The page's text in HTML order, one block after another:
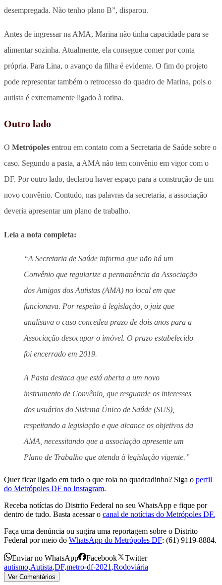
desempregada. Não tenho plano B”, disparou.
Antes de ingressar na AMA, Marina não tinha capacidade para se
alimentar sozinha. Atualmente, ela consegue comer por conta
própria. Para Lina, o avanço da filha é evidente. O fim do projeto
pode representar também o retrocesso do quadro de Marina, pois o
autista é extremamente ligado à rotina.
Outro lado
O Metrópoles entrou em contato com a Secretaria de Saúde sobre o
caso. Segundo a pasta, a AMA não tem convênio em vigor com o
DF. Por outro lado, declarou haver espaço para a construção de um
novo convênio. Contudo, nas palavras da secretaria, a associação
deveria apresentar um plano de trabalho.
Leia a nota completa:
“A Secretaria de Saúde informa que não há um
Convênio que regularize a permanência da Associação
dos Amigos dos Autistas (AMA) no local em que
funcionava. Por respeito à legislação, o juiz que
analisava o caso concedeu prazo de dois anos para a
Associação desocupar o imóvel. O prazo estabelecido
foi encerrado em 2019.
A Pasta destaca que está aberta a um novo
instrumento de Convênio, que resguarde os interesses
dos usuários do Sistema Único de Saúde (SUS),
respeitando a legislação e que alcance os objetivos da
AMA, necessitando que a associação apresente um
Plano de Trabalho que atenda à legislação vigente.”
Quer ficar ligado em tudo o que rola no quadradinho? Siga o perfil
do Metrópoles DF no Instagram.
Receba notícias do Distrito Federal no seu WhatsApp e fique por
dentro de tudo. Basta acessar o canal de notícias do Metrópoles DF.
Faça uma denúncia ou sugira uma reportagem sobre o Distrito
Federal por meio do WhatsApp do Metrópoles DF: (61) 9119-8884.
Enviar no WhatsApp Facebook
Twitter
autismo,Autista,DF,metro-df-2021 ,Rodoviária
Ver Comentários